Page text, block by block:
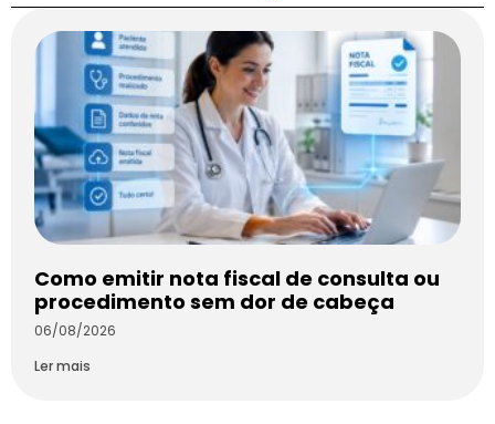
Como emitir nota fiscal de consulta ou
procedimento sem dor de cabeça
06/08/2026
Ler mais